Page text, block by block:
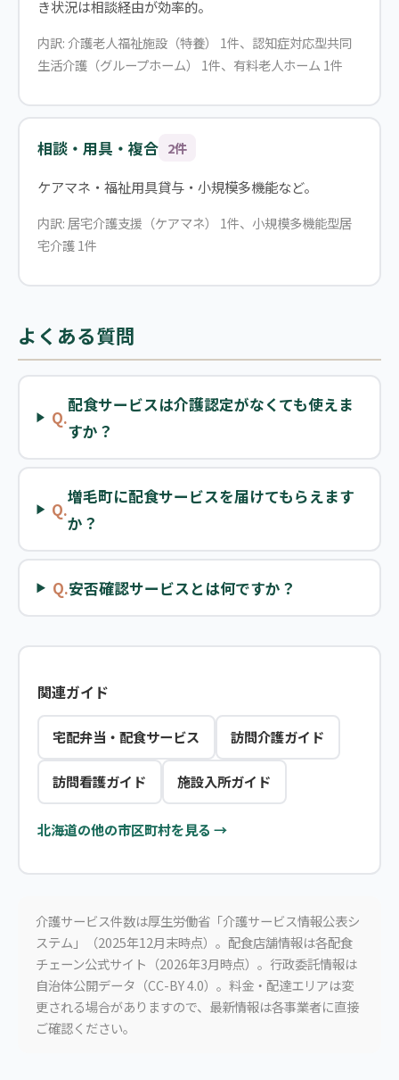
き状況は相談経由が効率的。
内訳: 介護老人福祉施設（特養） 1件、認知症対応型共同
生活介護（グループホーム） 1件、有料老人ホーム 1件
相談・用具・複合 2件
ケアマネ・福祉用具貸与・小規模多機能など。
内訳: 居宅介護支援（ケアマネ） 1件、小規模多機能型居
宅介護 1件
よくある質問
Q.
配食サービスは介護認定がなくても使えま
すか？
Q.
増毛町に配食サービスを届けてもらえます
か？
Q.安否確認サービスとは何ですか？
関連ガイド
宅配弁当・配食サービス 訪問介護ガイド
訪問看護ガイド 施設入所ガイド
北海道の他の市区町村を見る →
介護サービス件数は厚生労働省「介護サービス情報公表シ
ステム」（2025年12月末時点）。配食店舗情報は各配食
チェーン公式サイト（2026年3月時点）。行政委託情報は
自治体公開データ（CC-BY 4.0）。料金・配達エリアは変
更される場合がありますので、最新情報は各事業者に直接
ご確認ください。